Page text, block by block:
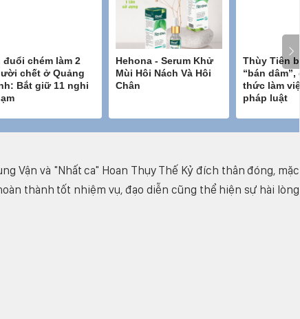
Vận và "Nhất ca" Hoan Thụy Thế Kỷ đích thân đóng, mặc
thành tốt nhiệm vụ, đạo diễn cũng thể hiện sự hài lòng